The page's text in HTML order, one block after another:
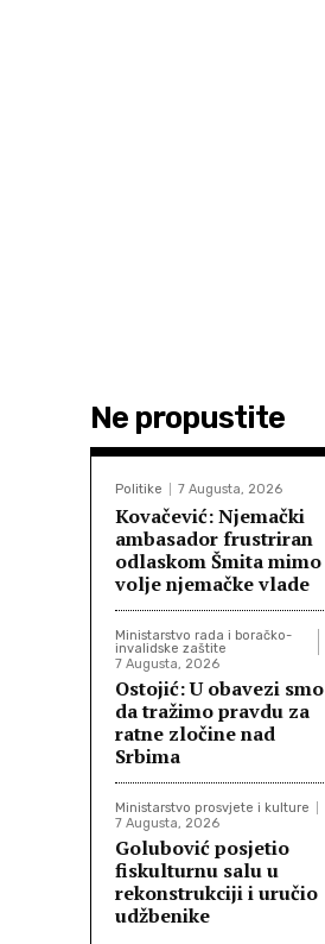
Ne propustite
Politike 7 Augusta, 2026
Kovačević: Njemački
ambasador frustriran
odlaskom Šmita mimo
volje njemačke vlade
Ministarstvo rada i boračko-
invalidske zaštite
7 Augusta, 2026
Ostojić: U obavezi smo
da tražimo pravdu za
ratne zločine nad
Srbima
Ministarstvo prosvjete i kulture
7 Augusta, 2026
Golubović posjetio
fiskulturnu salu u
rekonstrukciji i uručio
udžbenike